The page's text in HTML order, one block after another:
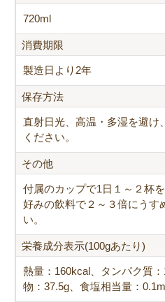
720ml
消費期限
製造日より2年
保存方法
直射日光、高温・多湿を避け
ください。
その他
付属のカップで1日１～２杯
好みの飲料で２～３倍にうす
い。
栄養成分表示(100gあたり)
熱量：160kcal、タンパク質
物：37.5g、食塩相当量：